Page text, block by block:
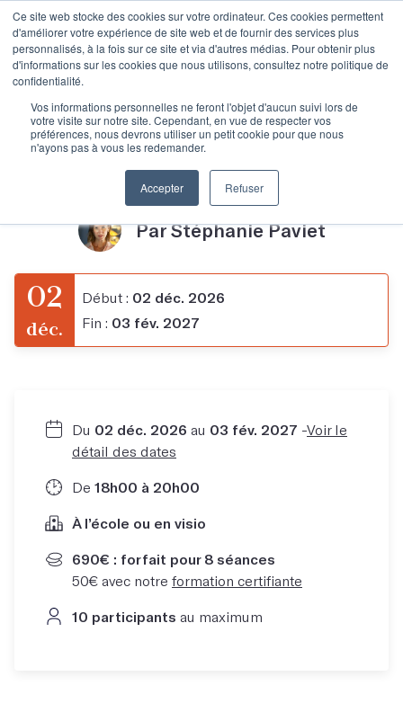
Ce site web stocke des cookies sur votre ordinateur. Ces cookies permettent
d'améliorer votre expérience de site web et de fournir des services plus
personnalisés, à la fois sur ce site et via d'autres médias. Pour obtenir plus
d'informations sur les cookies que nous utilisons, consultez notre politique de
confidentialité.
Vos informations personnelles ne feront l'objet d'aucun suivi lors de
votre visite sur notre site. Cependant, en vue de respecter vos
préférences, nous devrons utiliser un petit cookie pour que nous
n'ayons pas à vous les redemander.
Accepter Refuser
Écrire un seul.e en
scène
Par Stéphanie Paviet
02
déc.
Début : 02 déc. 2026
Fin : 03 fév. 2027
Du 02 déc. 2026 au 03 fév. 2027 -Voir le
détail des dates
De 18h00 à 20h00
À l’école ou en visio
690€ : forfait pour 8 séances
50€ avec notre formation certifiante
10 participants au maximum